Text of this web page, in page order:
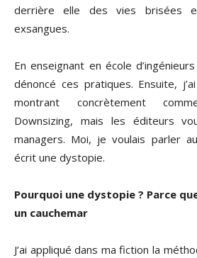
derrière elle des vies brisées
exsangues.
En enseignant en école
dénoncé ces pratiques. Ensuite,
montrant concrètement
Downsizing, mais les éditeurs
managers. Moi, je voulais parler
écrit une dystopie.
Pourquoi une dystopie ? Parce
un cauchemar
J’ai appliqué dans ma fiction la